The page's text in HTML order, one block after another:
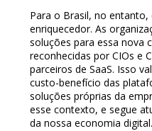
Para o Brasil, no
enriquecedor. As
soluções para essa nova
reconhecidas por CIOs e
parceiros de SaaS. Isso
custo-benefício das
soluções próprias da
esse contexto, e segue
da nossa economia digital.